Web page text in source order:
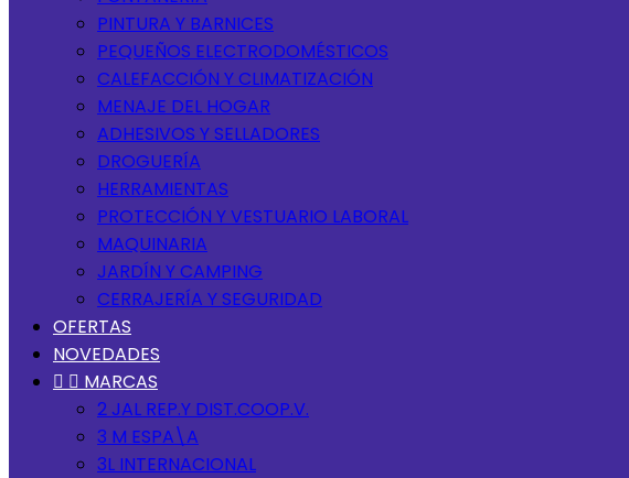
PINTURA Y BARNICES
PEQUEÑOS ELECTRODOMÉSTICOS
CALEFACCIÓN Y CLIMATIZACIÓN
MENAJE DEL HOGAR
ADHESIVOS Y SELLADORES
DROGUERÍA
HERRAMIENTAS
PROTECCIÓN Y VESTUARIO LABORAL
MAQUINARIA
JARDÍN Y CAMPING
CERRAJERÍA Y SEGURIDAD
OFERTAS
NOVEDADES
  MARCAS
2 JAL REP.Y DIST.COOP.V.
3 M ESPA\A
3L INTERNACIONAL